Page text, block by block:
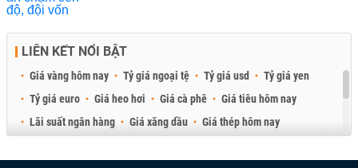
LIÊN KẾT NỔI BẬT
Giá vàng hôm nay Tỷ giá ngoại tệ Tỷ giá usd
Tỷ giá yen
Tỷ giá euro
Giá heo hơi Giá cà phê
Giá tiêu hôm nay
Lãi suất ngân hàng
Giá xăng dầu
Giá thép hôm nay